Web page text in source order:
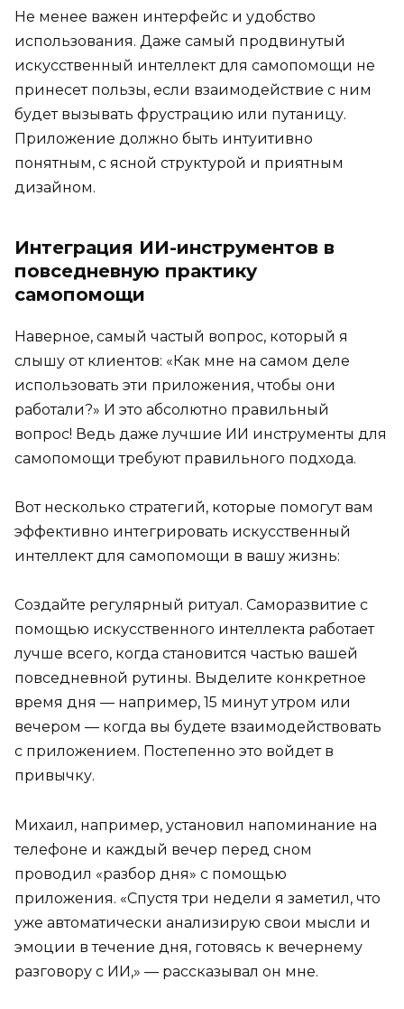
Не менее важен интерфейс и удобство
использования. Даже самый продвинутый
искусственный интеллект для самопомощи не
принесет пользы, если взаимодействие с ним
будет вызывать фрустрацию или путаницу.
Приложение должно быть интуитивно
понятным, с ясной структурой и приятным
дизайном.
Интеграция ИИ-инструментов в
повседневную практику
самопомощи
Наверное, самый частый вопрос, который я
слышу от клиентов: «Как мне на самом деле
использовать эти приложения, чтобы они
работали?» И это абсолютно правильный
вопрос! Ведь даже лучшие ИИ инструменты для
самопомощи требуют правильного подхода.
Вот несколько стратегий, которые помогут вам
эффективно интегрировать искусственный
интеллект для самопомощи в вашу жизнь:
Создайте регулярный ритуал. Саморазвитие с
помощью искусственного интеллекта работает
лучше всего, когда становится частью вашей
повседневной рутины. Выделите конкретное
время дня — например, 15 минут утром или
вечером — когда вы будете взаимодействовать
с приложением. Постепенно это войдет в
привычку.
Михаил, например, установил напоминание на
телефоне и каждый вечер перед сном
проводил «разбор дня» с помощью
приложения. «Спустя три недели я заметил, что
уже автоматически анализирую свои мысли и
эмоции в течение дня, готовясь к вечернему
разговору с ИИ,» — рассказывал он мне.